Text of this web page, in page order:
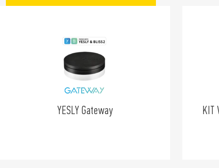
YESLY Gateway KIT